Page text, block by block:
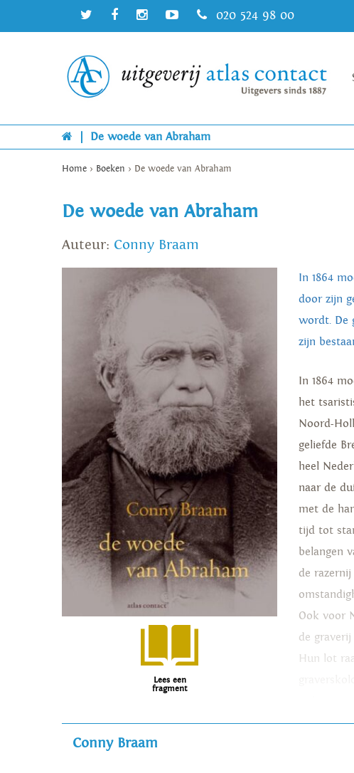
020 524 98 00
De woede van Abraham
Home > Boeken > De woede van Abraham
De woede van Abraham
Auteur: Conny Braam
Lees een
fragment
In 1864
door zijn
wordt. De
zijn
In 1864
het
Noord-
geliefde
heel
naar de
met de
tijd tot
belangen
de
Ook voor
de
Hun lot
journalist
Conny Braam